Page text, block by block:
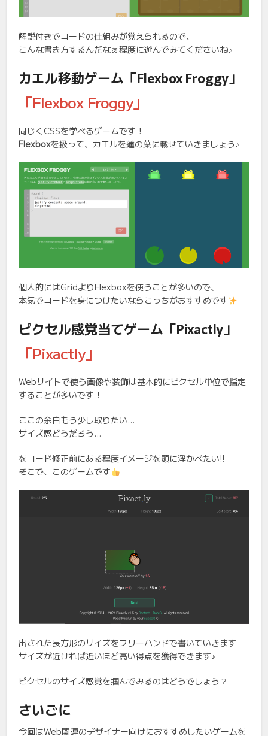
解説付きでコードの仕組みが覚えられるので、
こんな書き方するんだなぁ程度に遊んでみてくださいね♪
カエル移動ゲーム「Flexbox Froggy」
「Flexbox Froggy」
同じくCSSを学べるゲームです！
Flexboxを扱って、カエルを蓮の葉に載せていきましょう♪
個人的にはGridよりFlexboxを使うことが多いので、
本気でコードを身につけたいならこっちがおすすめです
ピクセル感覚当てゲーム「Pixactly」
「Pixactly」
Webサイトで使う画像や装飾は基本的にピクセル単位で指定
することが多いです！
ここの余白もう少し取りたい…
サイズ感どうだろう…
をコード修正前にある程度イメージを頭に浮かべたい!!
そこで、このゲームです
出された長方形のサイズをフリーハンドで書いていきます
サイズが近ければ近いほど高い得点を獲得できます♪
ピクセルのサイズ感覚を掴んでみるのはどうでしょう？
さいごに
今回はWeb関連のデザイナー向けにおすすめしたいゲームを